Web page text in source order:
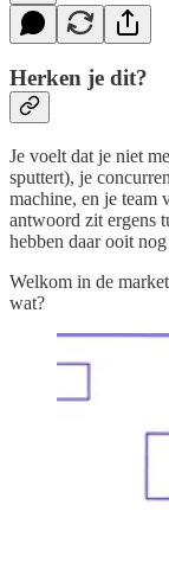
Herken je dit?
Je voelt dat je niet
sputtert), je
machine, en je team
antwoord zit ergens
hebben daar ooit
Welkom in de
wat?